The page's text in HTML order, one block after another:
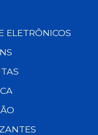
ELETRÔNICOS